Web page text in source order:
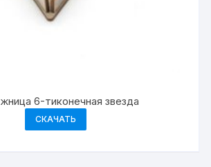
6-тиконечная звезда
СКАЧАТЬ